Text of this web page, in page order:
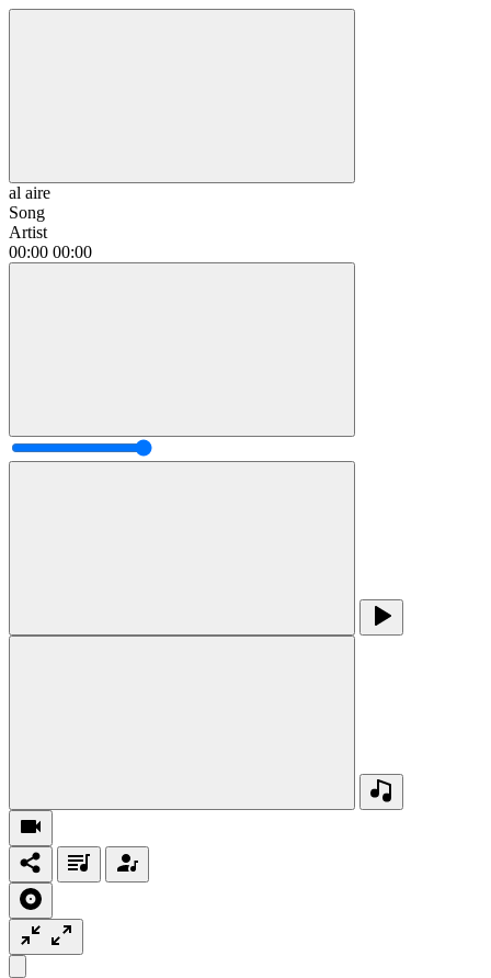
al aire
Song
Artist
00:00 00:00